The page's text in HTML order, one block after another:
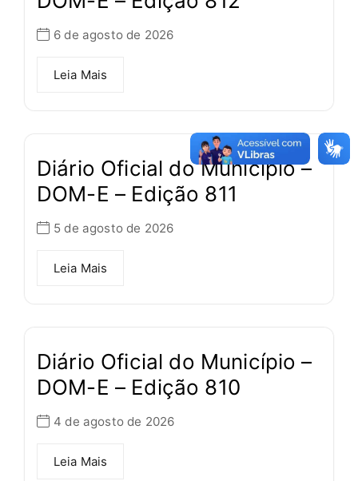
6 de agosto de 2026
Leia Mais
Diário Oficial do Município –
DOM-E – Edição 811
5 de agosto de 2026
Leia Mais
Diário Oficial do Município –
DOM-E – Edição 810
4 de agosto de 2026
Leia Mais